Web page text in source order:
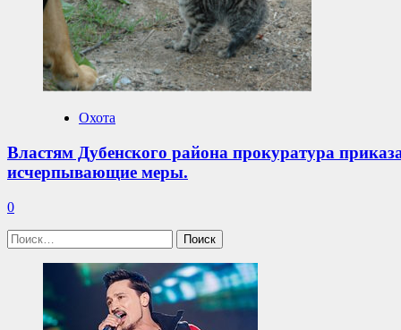
Охота
Властям Дубенского района прокуратура
исчерпывающие меры.
0
Найти: